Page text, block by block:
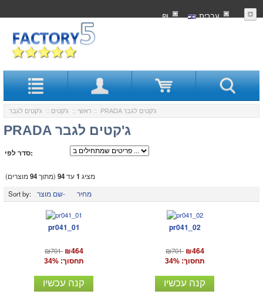
עִברִית ₪
ראשי :: ג'קטים :: ג'קטים לגבר :: PRADA ג'קטים לגבר
PRADA ג'קטים לגבר
סדר לפי:
מציג 1עד94 (מתוך94מוצרים)
Sort by:
שם מוצר- מחיר
pr041_01
₪701 ₪464
תחסוך: 34%
קנה עכשיו
pr041_02
₪701 ₪464
תחסוך: 34%
קנה עכשיו